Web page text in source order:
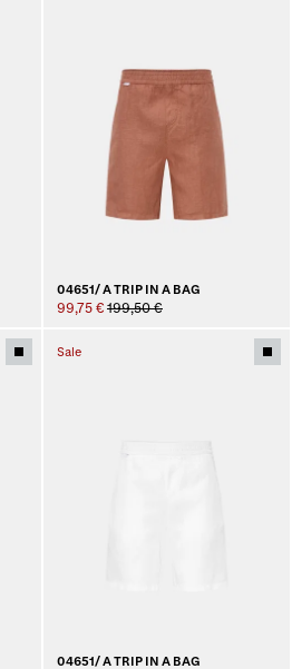
04651/ A TRIP IN A BAG
99,75 € 199,50 €
Sale
04651/ A TRIP IN A BAG